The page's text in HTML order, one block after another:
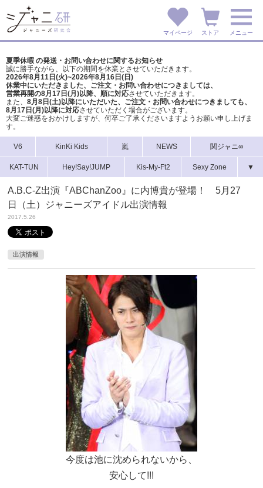
マイページ ストア メニュー
夏季休暇 の発送・お問い合わせに関するお知らせ
誠に勝手ながら、以下の期間を休業とさせていただきます。
2026年8月11日(火)~2026年8月16日(日)
休業中にいただきました、ご注文・お問い合わせにつきましては、
営業再開の8月17日(月)以降、順に対応させていただきます。
また、 8月8日(土)以降にいただいた、ご注文・ お問い合わせにつきましても、
8月17日(月)以降に対応させていただく場合がございます。
大変ご迷惑をおかけしますが、 何卒ご了承くださいますようお願い申し上げま
す。
V6 KinKi Kids 嵐 NEWS 関ジャニ∞
KAT-TUN Hey!Say!JUMP Kis-My-Ft2 Sexy Zone ▼
A.B.C-Z出演『ABChanZoo』に内博貴が登場！ 5月27
日（土）ジャニーズアイドル出演情報
2017.5.26
出演情報
今度は池に沈められないから、
安心して!!!